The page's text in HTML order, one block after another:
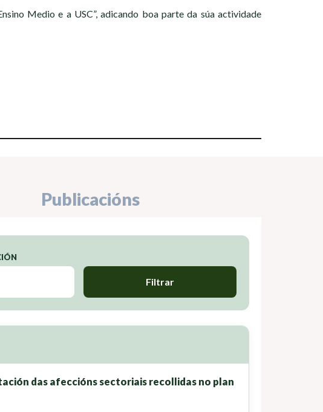
Medio e a USC”, adicando boa parte da súa actividade
Publicacións
Filtrar
das afeccións sectoriais recollidas no plan